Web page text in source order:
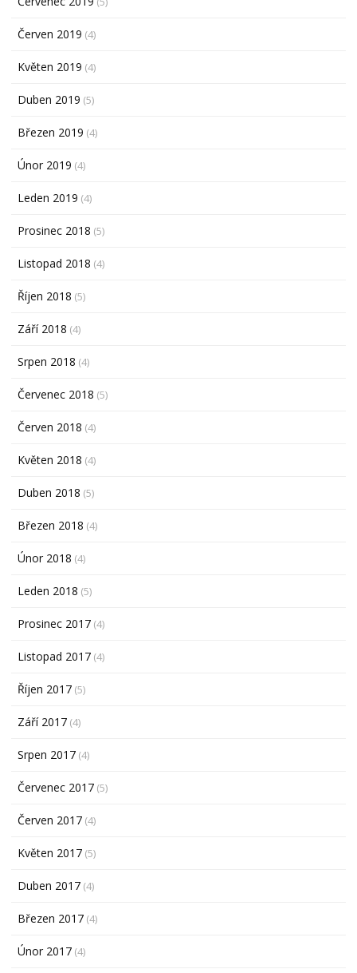
Červen 2019 (4)
Květen 2019 (4)
Duben 2019 (5)
Březen 2019 (4)
Únor 2019 (4)
Leden 2019 (4)
Prosinec 2018 (5)
Listopad 2018 (4)
Říjen 2018 (5)
Září 2018 (4)
Srpen 2018 (4)
Červenec 2018 (5)
Červen 2018 (4)
Květen 2018 (4)
Duben 2018 (5)
Březen 2018 (4)
Únor 2018 (4)
Leden 2018 (5)
Prosinec 2017 (4)
Listopad 2017 (4)
Říjen 2017 (5)
Září 2017 (4)
Srpen 2017 (4)
Červenec 2017 (5)
Červen 2017 (4)
Květen 2017 (5)
Duben 2017 (4)
Březen 2017 (4)
Únor 2017 (4)